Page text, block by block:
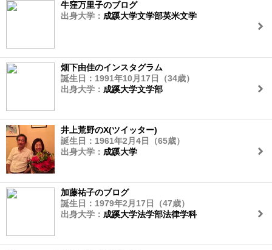
牛窪万里子のブログ
出身大学： 成蹊大学文学部英米文学
畑下由佳のインスタグラム
誕生日：1991年10月17日（34歳）
出身大学： 成蹊大学文学部
井上荒野のX(ツイッター)
誕生日：1961年2月4日（65歳）
出身大学： 成蹊大学
加藤祐子のブログ
誕生日：1979年2月17日（47歳）
出身大学： 成蹊大学法学部法律学科